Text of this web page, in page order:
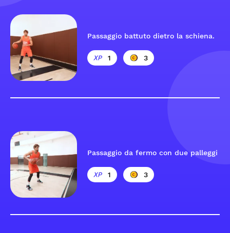
Passaggio battuto dietro la schiena.
1 3
Passaggio da fermo con due palleggi
1 3